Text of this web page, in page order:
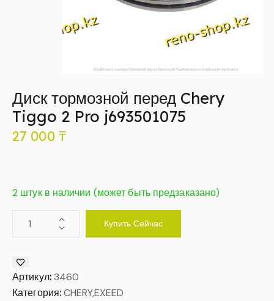
Диск тормозной перед Chery
Tiggo 2 Pro j693501075
27 000 ₸
2 штук в наличии (может быть предзаказано)
Купить Сейчас
Артикул: 3460
Категория:CHERY,EXEED